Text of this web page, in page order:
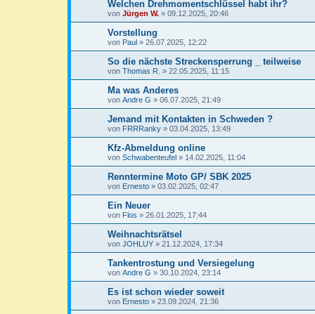
Welchen Drehmomentschlüssel habt ihr?
von Jürgen W. » 09.12.2025, 20:46
Vorstellung
von Paul » 26.07.2025, 12:22
So die nächste Streckensperrung _ teilweise
von Thomas R. » 22.05.2025, 11:15
Ma was Anderes
von Andre G » 06.07.2025, 21:49
Jemand mit Kontakten in Schweden ?
von FRRRanky » 03.04.2025, 13:49
Kfz-Abmeldung online
von Schwabenteufel » 14.02.2025, 11:04
Renntermine Moto GP/ SBK 2025
von Ernesto » 03.02.2025, 02:47
Ein Neuer
von Flos » 26.01.2025, 17:44
Weihnachtsrätsel
von JOHLUY » 21.12.2024, 17:34
Tankentrostung und Versiegelung
von Andre G » 30.10.2024, 23:14
Es ist schon wieder soweit
von Ernesto » 23.09.2024, 21:36